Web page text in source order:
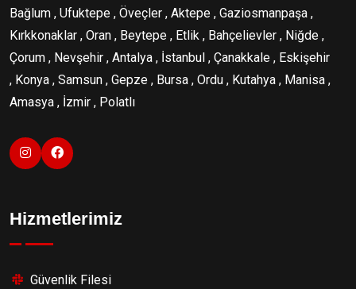
Bağlum , Ufuktepe , Öveçler , Aktepe , Gaziosmanpaşa ,
Kırkkonaklar , Oran , Beytepe , Etlik , Bahçelievler , Niğde ,
Çorum , Nevşehir , Antalya , İstanbul , Çanakkale , Eskişehir
, Konya , Samsun , Gepze , Bursa , Ordu , Kutahya , Manisa ,
Amasya , İzmir , Polatlı
Hizmetlerimiz
Güvenlik Filesi